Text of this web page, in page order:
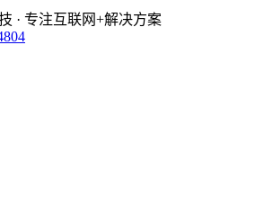
· 专注互联网+解决方案